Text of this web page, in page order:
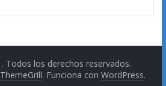
. Todos los derechos reservados.
ThemeGrill. Funciona conWordPress.